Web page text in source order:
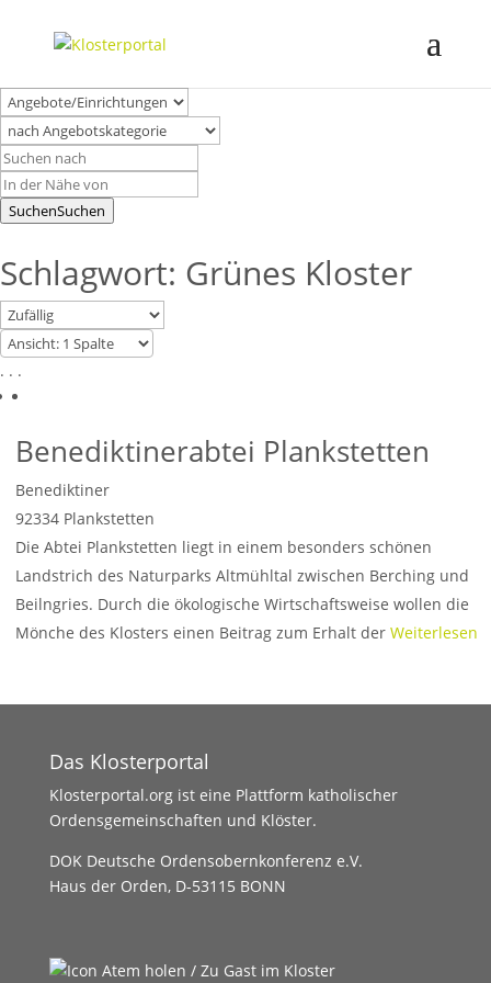
SuchenSuchen
Schlagwort: Grünes Kloster
. . .
Benediktinerabtei Plankstetten
Benediktiner
92334 Plankstetten
Die Abtei Plankstetten liegt in einem besonders schönen
Landstrich des Naturparks Altmühltal zwischen Berching und
Beilngries. Durch die ökologische Wirtschaftsweise wollen die
Mönche des Klosters einen Beitrag zum Erhalt der Weiterlesen
Das Klosterportal
Klosterportal.org ist eine Plattform katholischer
Ordensgemeinschaften und Klöster.
DOK Deutsche Ordensobernkonferenz e.V.
Haus der Orden, D-53115 BONN